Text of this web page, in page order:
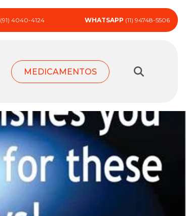
(91) 4040-4124 WHATSAPP (11) 94748-5506
MEDICAMENTOS